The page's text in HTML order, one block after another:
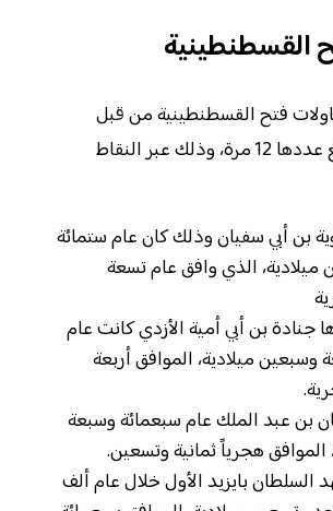
القسطنطينية
فتح القسطنطينية من قبل
المسلمين والتي بلغ عددها 12 مرة، وذلك عبر النقاط
بن أبي سفيان وذلك كان عام ستمائة
الذي وافق عام تسعة
جنادة بن أبي أمية الأزدي كانت عام
وسبعين ميلادية، الموافق أربعة
بن عبد الملك عام سبعمائة وسبعة
الموافق هجرياً ثمانية وتسعين.
السلطان بايزيد الأول خلال عام ألف